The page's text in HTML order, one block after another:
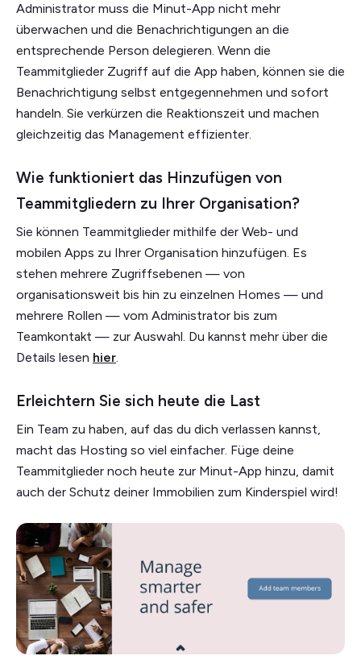
Administrator muss die Minut-App nicht mehr
überwachen und die Benachrichtigungen an die
entsprechende Person delegieren. Wenn die
Teammitglieder Zugriff auf die App haben, können sie die
Benachrichtigung selbst entgegennehmen und sofort
handeln. Sie verkürzen die Reaktionszeit und machen
gleichzeitig das Management effizienter.
Wie funktioniert das Hinzufügen von
Teammitgliedern zu Ihrer Organisation?
Sie können Teammitglieder mithilfe der Web- und
mobilen Apps zu Ihrer Organisation hinzufügen. Es
stehen mehrere Zugriffsebenen — von
organisationsweit bis hin zu einzelnen Homes — und
mehrere Rollen — vom Administrator bis zum
Teamkontakt — zur Auswahl. Du kannst mehr über die
Details lesen hier
Erleichtern Sie sich heute die Last
Ein Team zu haben, auf das du dich verlassen kannst,
macht das Hosting so viel einfacher. Füge deine
Teammitglieder noch heute zur Minut-App hinzu, damit
auch der Schutz deiner Immobilien zum Kinderspiel wird!